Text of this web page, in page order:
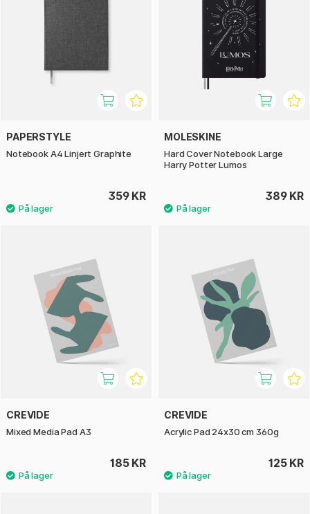
PAPERSTYLE
Notebook A4 Linjert Graphite
359 KR
MOLESKINE
Hard Cover Notebook Large
Harry Potter Lumos
389 KR
CREVIDE
Mixed Media Pad A3
185 KR
CREVIDE
Acrylic Pad 24x30 cm 360g
125 KR